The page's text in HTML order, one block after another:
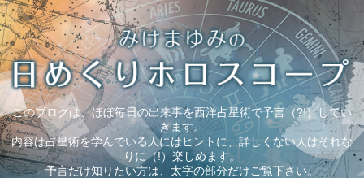
このブログは、ほぼ毎日の出来事を西洋占星術で予言（?!）してい
きます。
内容は占星術を学んでいる人にはヒントに、詳しくない人はそれな
りに（!）楽しめます。
予言だけ知りたい方は、太字の部分だけご覧下さい。